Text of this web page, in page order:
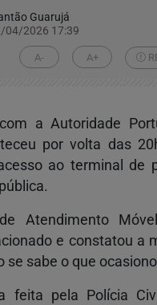
Guarujá
04/2026 17:39
A- A+
a Autoridade
por volta das
ao terminal de
Atendimento
e constatou a
se sabe o que
feita pela Polícia